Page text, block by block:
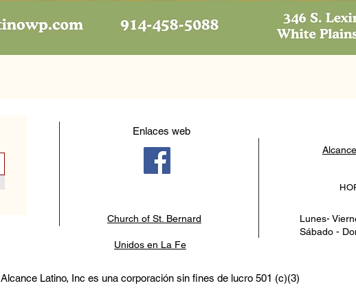
Enlaces web
Church of St. Bernard
Unidos en La Fe
Lunes-
Sábado -
Alcance Latino, Inc es una corporación sin fines de lucro 501 (c)(3)